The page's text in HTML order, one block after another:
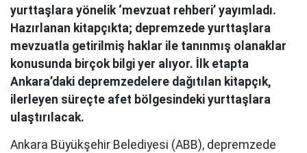
yurttaşlara yönelik ‘mevzuat rehberi’ yayımladı.
Hazırlanan kitapçıkta; depremzede yurttaşlara
mevzuatla getirilmiş haklar ile tanınmış olanaklar
konusunda birçok bilgi yer alıyor. İlk etapta
Ankara’daki depremzedelere dağıtılan kitapçık,
ilerleyen süreçte afet bölgesindeki yurttaşlara
ulaştırılacak.
Ankara Büyükşehir Belediyesi (ABB), depremzede